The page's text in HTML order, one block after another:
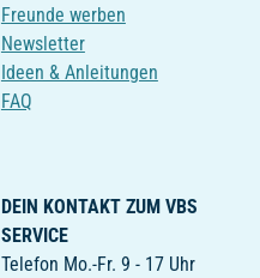
Freunde werben
Newsletter
Ideen & Anleitungen
FAQ
DEIN KONTAKT ZUM VBS
SERVICE
Telefon Mo.-Fr. 9 - 17 Uhr